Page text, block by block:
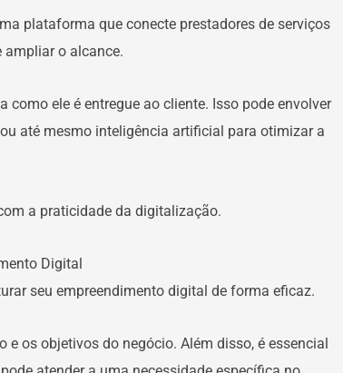
plataforma que conecte prestadores de serviços
ampliar o alcance.
ele é entregue ao cliente. Isso pode envolver
até mesmo inteligência artificial para otimizar a
a praticidade da digitalização.
Digital
seu empreendimento digital de forma eficaz.
os objetivos do negócio. Além disso, é essencial